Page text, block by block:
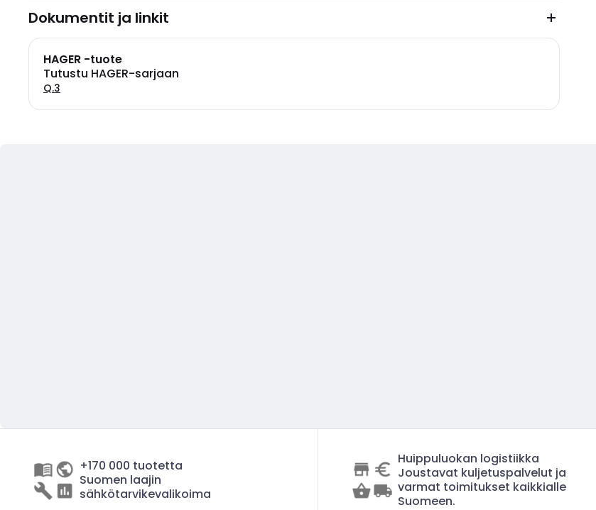
Dokumentit ja linkit
HAGER -tuote
Tutustu HAGER-sarjaan
Q.3
+170 000 tuotetta
Suomen laajin
sähkötarvikevalikoima
Huippuluokan logistiikka
Joustavat kuljetuspalvelut ja
varmat toimitukset kaikkialle
Suomeen.